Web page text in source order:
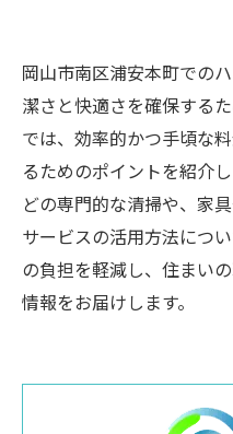
岡山市南区浦安本町での
潔さと快適さを確保する
では、効率的かつ手頃な
るためのポイントを紹介
どの専門的な清掃や、家
サービスの活用方法につ
の負担を軽減し、住まい
情報をお届けします。